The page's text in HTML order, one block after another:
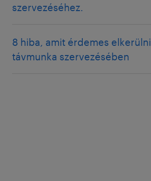
szervezéséhez.
8 hiba, amit érdemes elkerülni
távmunka szervezésében